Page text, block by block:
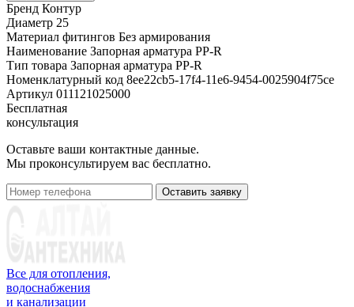
Бренд Контур
Диаметр 25
Материал фитингов Без армирования
Наименование Запорная арматура PP-R
Тип товара Запорная арматура PP-R
Номенклатурный код 8ee22cb5-17f4-11e6-9454-0025904f75ce
Артикул 011121025000
Бесплатная
консультация
Оставьте ваши контактные данные.
Мы проконсультируем вас бесплатно.
Оставить заявку
Все для отопления,
водоснабжения
и канализации